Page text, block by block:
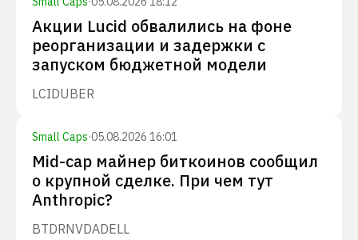
Акции Lucid обвалились на фоне
реорганизации и задержки с
запуском бюджетной модели
LCIDUBER
Small Caps·05.08.2026 16:01
Mid-cap майнер биткоинов сообщил
о крупной сделке. При чем тут
Anthropic?
BTDRNVDADELL